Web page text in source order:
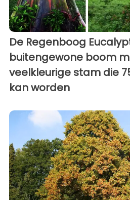
De Regenboog
buitengewone boom
veelkleurige stam die
kan worden